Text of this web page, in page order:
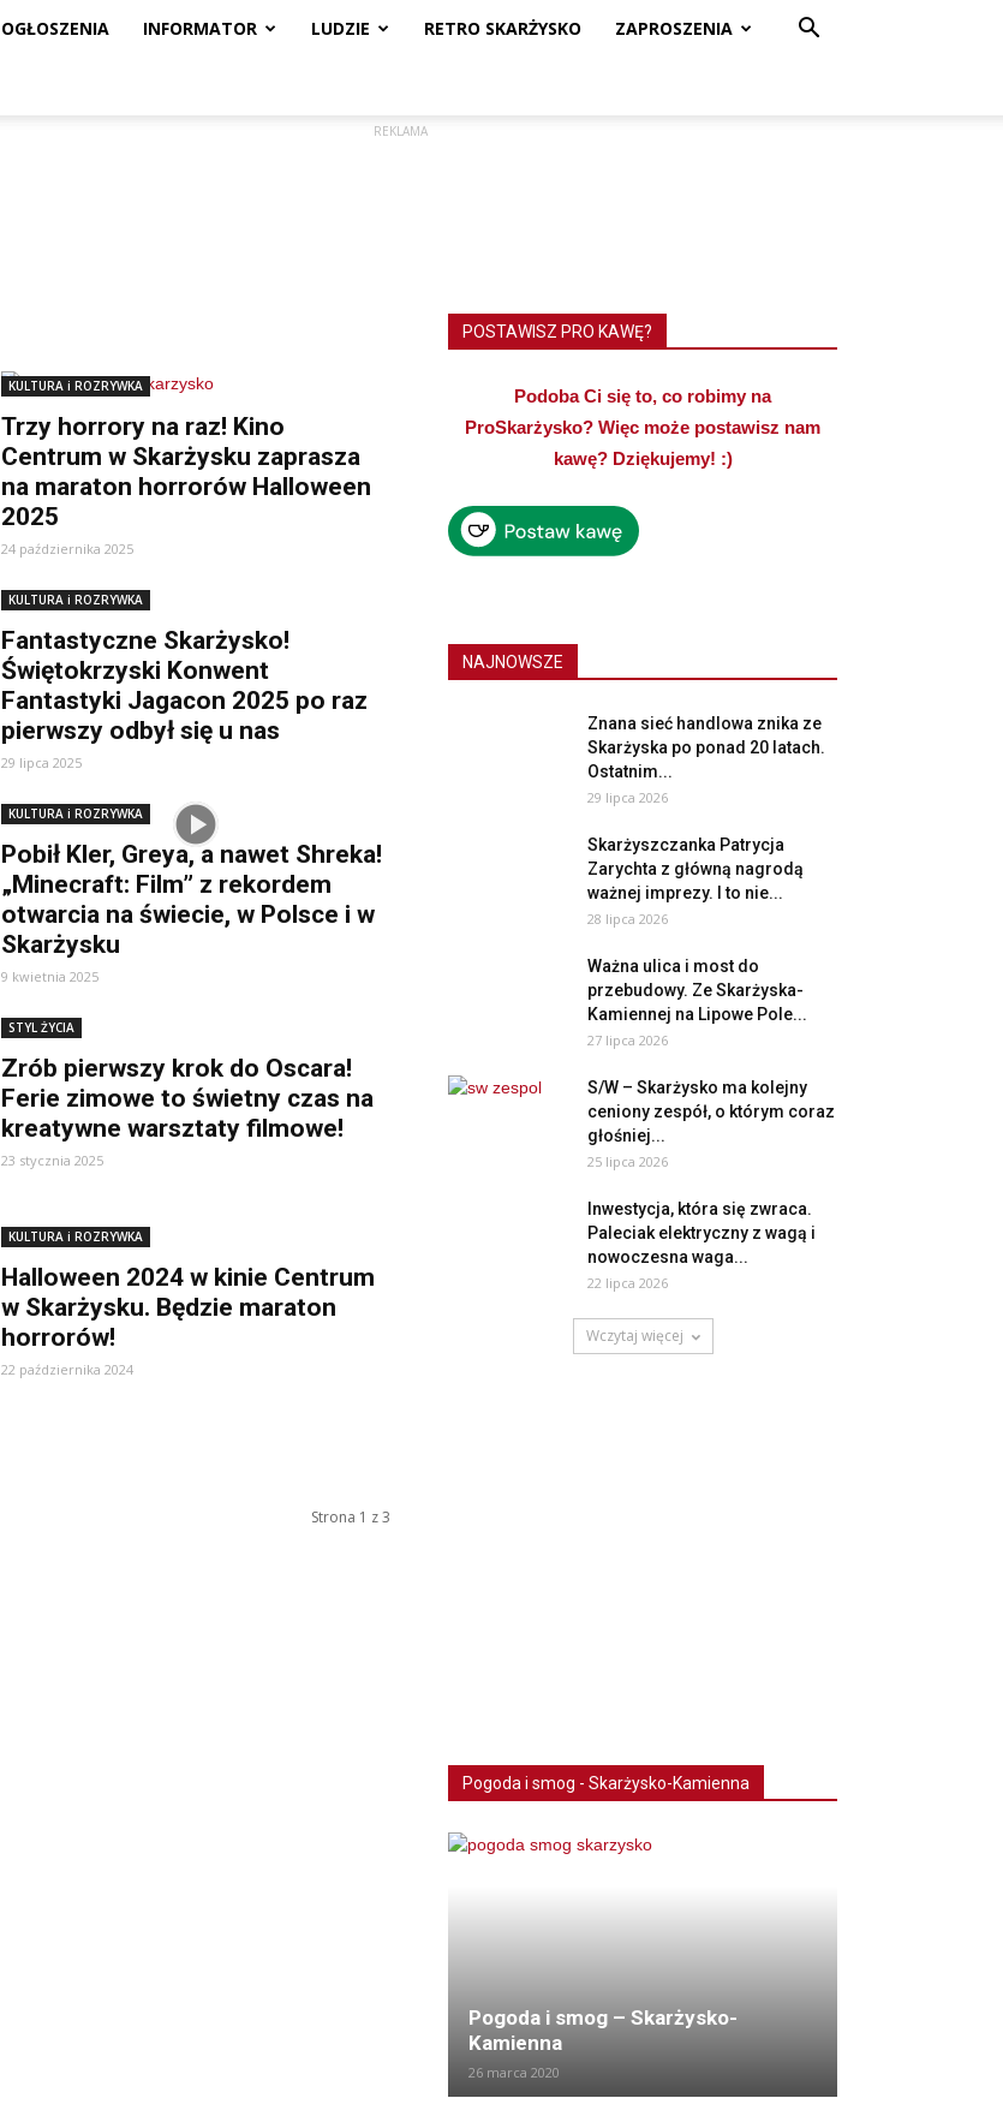
OGŁOSZENIA INFORMATOR LUDZIE RETRO SKARŻYSKO ZAPROSZENIA
REKLAMA
KULTURA i ROZRYWKA
Trzy horrory na raz! Kino
Centrum w Skarżysku zaprasza
na maraton horrorów Halloween
2025
24 października 2025
KULTURA i ROZRYWKA
Fantastyczne Skarżysko!
Świętokrzyski Konwent
Fantastyki Jagacon 2025 po raz
pierwszy odbył się u nas
29 lipca 2025
KULTURA i ROZRYWKA
Pobił Kler, Greya, a nawet Shreka!
„Minecraft: Film” z rekordem
otwarcia na świecie, w Polsce i w
Skarżysku
9 kwietnia 2025
STYL ŻYCIA
Zrób pierwszy krok do Oscara!
Ferie zimowe to świetny czas na
kreatywne warsztaty filmowe!
23 stycznia 2025
KULTURA i ROZRYWKA
Halloween 2024 w kinie Centrum
w Skarżysku. Będzie maraton
horrorów!
22 października 2024
Strona 1 z 3
POSTAWISZ PRO KAWĘ?
Podoba Ci się to, co robimy na
ProSkarżysko? Więc może postawisz nam
kawę? Dziękujemy! :)
NAJNOWSZE
Znana sieć handlowa znika ze
Skarżyska po ponad 20 latach.
Ostatnim...
29 lipca 2026
Skarżyszczanka Patrycja
Zarychta z główną nagrodą
ważnej imprezy. I to nie...
28 lipca 2026
Ważna ulica i most do
przebudowy. Ze Skarżyska-
Kamiennej na Lipowe Pole...
27 lipca 2026
S/W – Skarżysko ma kolejny
ceniony zespół, o którym coraz
głośniej...
25 lipca 2026
Inwestycja, która się zwraca.
Paleciak elektryczny z wagą i
nowoczesna waga...
22 lipca 2026
Wczytaj więcej
Pogoda i smog - Skarżysko-Kamienna
Pogoda i smog – Skarżysko-
Kamienna
26 marca 2020